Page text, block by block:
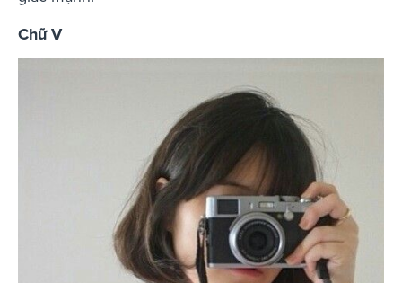
Chữ V